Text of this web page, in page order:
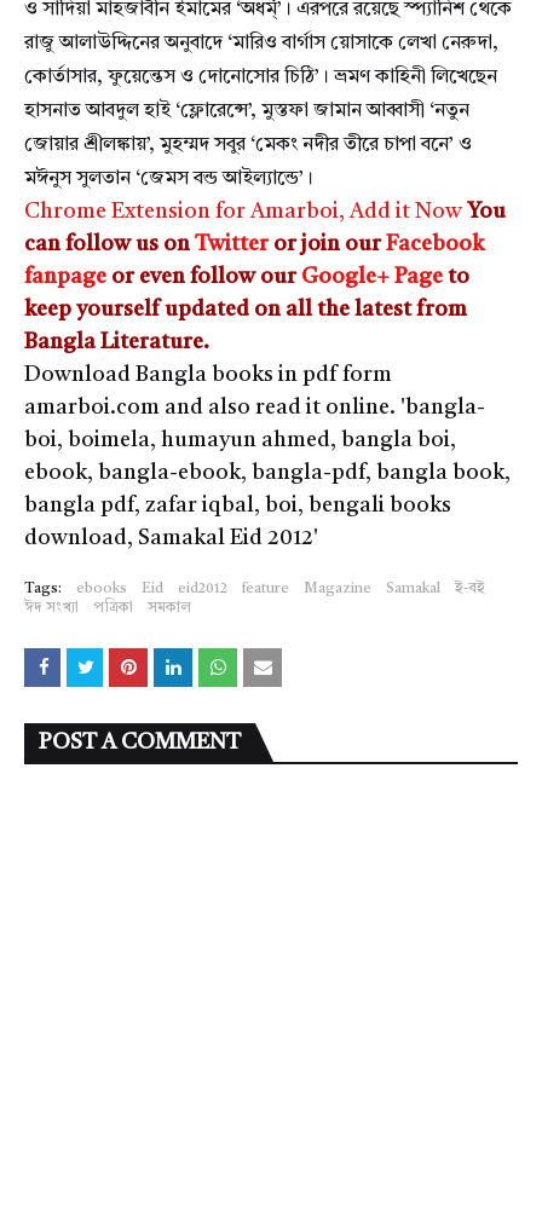
ও সাদিয়া মাহজাবীন ইমামের ‘অধর্ম্’। এরপরে রয়েছে স্প্যানিশ থেকে
রাজু আলাউদ্দিনের অনুবাদে ‘মারিও বার্গাস য়োসাকে লেখা নেরুদা,
কোর্তাসার, ফুয়েন্তেস ও দোনোসোর চিঠি’। ভ্রমণ কাহিনী লিখেছেন
হাসনাত আবদুল হাই ‘ফ্লোরেন্সে’, মুস্তফা জামান আব্বাসী ‘নতুন
জোয়ার শ্রীলঙ্কায়’, মুহম্মদ সবুর ‘মেকং নদীর তীরে চাপা বনে’ ও
মঈনুস সুলতান ‘জেমস বন্ড আইল্যান্ডে’।
Chrome Extension for Amarboi, Add it Now You
can follow us on Twitteror join ourFacebook
fanpage or even follow our Google+ Page to
keep yourself updated on all the latest from
Bangla Literature.
Download Bangla books in pdf form
amarboi.com and also read it online. 'bangla-
boi, boimela, humayun ahmed, bangla boi,
ebook, bangla-ebook, bangla-pdf, bangla book,
bangla pdf, zafar iqbal, boi, bengali books
download, Samakal Eid 2012'
Tags: ebooks Eid eid2012 feature Magazine Samakal
ই-বই
ঈদ সংখ্যা
পত্রিকা সমকাল
POST A COMMENT